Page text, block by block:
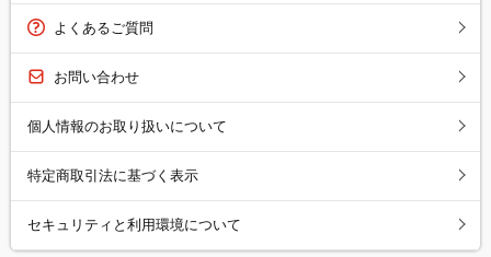
よくあるご質問
お問い合わせ
個人情報のお取り扱いについて
特定商取引法に基づく表示
セキュリティと利用環境について